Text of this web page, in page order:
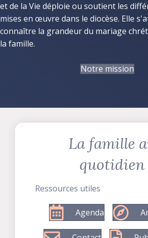
et de la Vie déploie ou soutient les
mises en œuvre dans le diocèse. Elle
connaître la grandeur du mariage
la famille.
Notre mission
La famille
quotidien
Ressources utiles
Agenda